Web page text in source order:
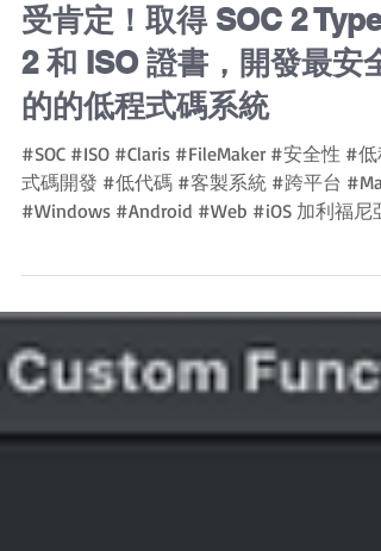
Claris FileMaker 安全性再
受肯定！取得 SOC 2 Type
2 和 ISO 證書，開發最安全
的的低程式碼系統
#SOC #ISO #Claris #FileMaker #安全性 #低
式碼開發 #低代碼 #客製系統 #跨平台 #Mac
州庫比蒂諾 - 2021 年 12 月 15 日 Apple 子公
的...